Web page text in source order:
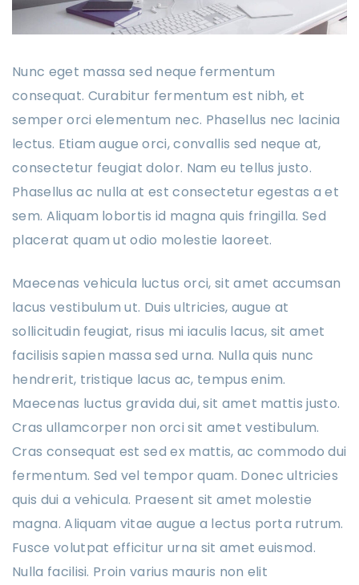
Nunc eget massa sed neque fermentum
consequat. Curabitur fermentum est nibh, et
semper orci elementum nec. Phasellus nec lacinia
lectus. Etiam augue orci, convallis sed neque at,
consectetur feugiat dolor. Nam eu tellus justo.
Phasellus ac nulla at est consectetur egestas a et
sem. Aliquam lobortis id magna quis fringilla. Sed
placerat quam ut odio molestie laoreet.
Maecenas vehicula luctus orci, sit amet accumsan
lacus vestibulum ut. Duis ultricies, augue at
sollicitudin feugiat, risus mi iaculis lacus, sit amet
facilisis sapien massa sed urna. Nulla quis nunc
hendrerit, tristique lacus ac, tempus enim.
Maecenas luctus gravida dui, sit amet mattis justo.
Cras ullamcorper non orci sit amet vestibulum.
Cras consequat est sed ex mattis, ac commodo dui
fermentum. Sed vel tempor quam. Donec ultricies
quis dui a vehicula. Praesent sit amet molestie
magna. Aliquam vitae augue a lectus porta rutrum.
Fusce volutpat efficitur urna sit amet euismod.
Nulla facilisi. Proin varius mauris non elit